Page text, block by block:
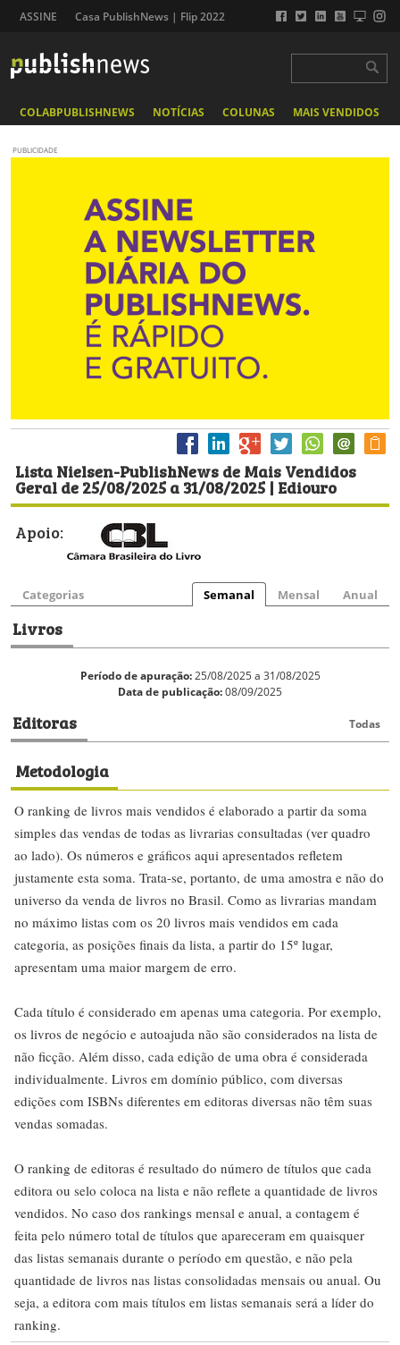
ASSINE Casa PublishNews | Flip 2022
COLABPUBLISHNEWS NOTÍCIAS COLUNAS MAIS VENDIDOS
PUBLICIDADE
Lista Nielsen-PublishNews de Mais Vendidos
Geral de 25/08/2025 a 31/08/2025 | Ediouro
Apoio:
Categorias Semanal Mensal Anual
Livros
Período de apuração:25/08/2025 a 31/08/2025
Data de publicação:08/09/2025
Editoras Todas
Metodologia
O ranking de livros mais vendidos é elaborado a partir da soma
simples das vendas de todas as livrarias consultadas (ver quadro
ao lado). Os números e gráficos aqui apresentados refletem
justamente esta soma. Trata-se, portanto, de uma amostra e não do
universo da venda de livros no Brasil. Como as livrarias mandam
no máximo listas com os 20 livros mais vendidos em cada
categoria, as posições finais da lista, a partir do 15º lugar,
apresentam uma maior margem de erro.
Cada título é considerado em apenas uma categoria. Por exemplo,
os livros de negócio e autoajuda não são considerados na lista de
não ficção. Além disso, cada edição de uma obra é considerada
individualmente. Livros em domínio público, com diversas
edições com ISBNs diferentes em editoras diversas não têm suas
vendas somadas.
O ranking de editoras é resultado do número de títulos que cada
editora ou selo coloca na lista e não reflete a quantidade de livros
vendidos. No caso dos rankings mensal e anual, a contagem é
feita pelo número total de títulos que apareceram em quaisquer
das listas semanais durante o período em questão, e não pela
quantidade de livros nas listas consolidadas mensais ou anual. Ou
seja, a editora com mais títulos em listas semanais será a líder do
ranking.